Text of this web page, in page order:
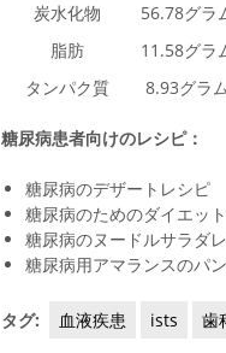
炭水化物
56.78グラ
脂肪
11.58グラ
タンパク質
8.93グラ
糖尿病患者向けのレシピ：
糖尿病のデザートレシピ
糖尿病のためのダイエッ
糖尿病のヌードルサラダ
糖尿病用アマランスのパ
タグ: 血液疾患 ists 歯